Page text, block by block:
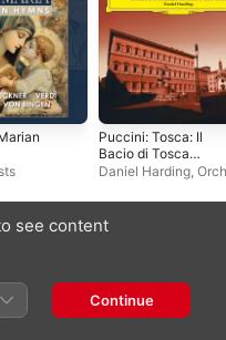
Puccini: Tosca: Il
Bacio di Tosca
(Symphonic
Only] - Single
Daniel Harding,
Nazionale di Santa
Cecilia
see content
Continue